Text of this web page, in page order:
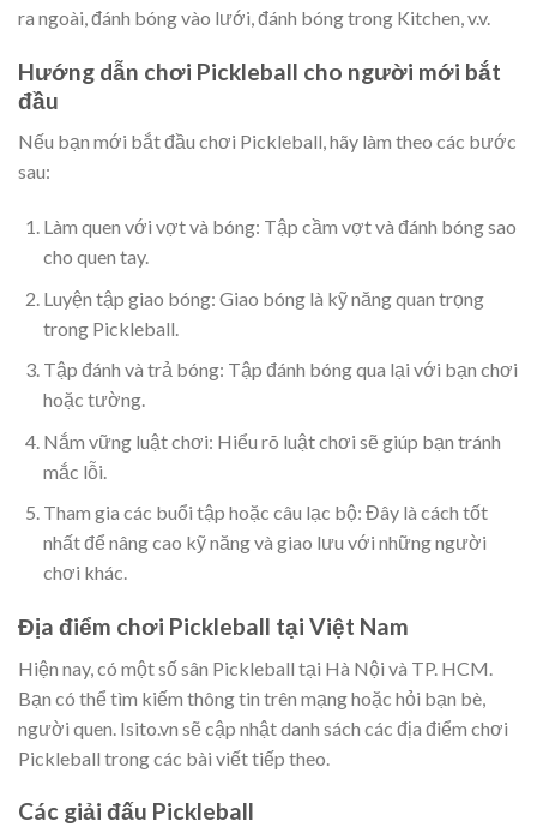
ra ngoài, đánh bóng vào lưới, đánh bóng trong Kitchen, v.v.
Hướng dẫn chơi Pickleball cho người mới bắt
đầu
Nếu bạn mới bắt đầu chơi Pickleball, hãy làm theo các bước
sau:
Làm quen với vợt và bóng: Tập cầm vợt và đánh bóng sao
cho quen tay.
Luyện tập giao bóng: Giao bóng là kỹ năng quan trọng
trong Pickleball.
Tập đánh và trả bóng: Tập đánh bóng qua lại với bạn chơi
hoặc tường.
Nắm vững luật chơi: Hiểu rõ luật chơi sẽ giúp bạn tránh
mắc lỗi.
Tham gia các buổi tập hoặc câu lạc bộ: Đây là cách tốt
nhất để nâng cao kỹ năng và giao lưu với những người
chơi khác.
Địa điểm chơi Pickleball tại Việt Nam
Hiện nay, có một số sân Pickleball tại Hà Nội và TP. HCM.
Bạn có thể tìm kiếm thông tin trên mạng hoặc hỏi bạn bè,
người quen. Isito.vn sẽ cập nhật danh sách các địa điểm chơi
Pickleball trong các bài viết tiếp theo.
Các giải đấu Pickleball